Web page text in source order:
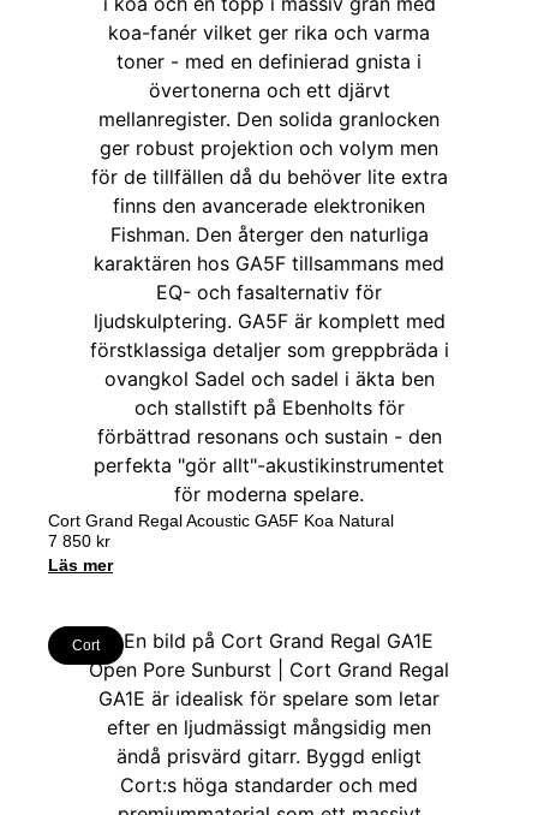
Cort Grand Regal Acoustic GA5F Koa Natural
7 850 kr
Läs mer
Cort